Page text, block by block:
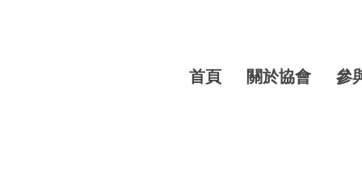
首頁 關於協會 參